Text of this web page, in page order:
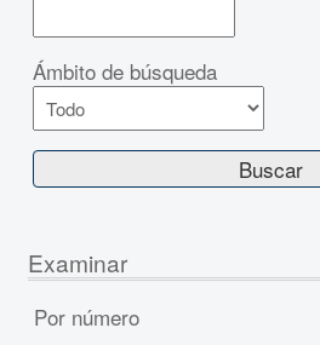
Ámbito de búsqueda
Examinar
Por número